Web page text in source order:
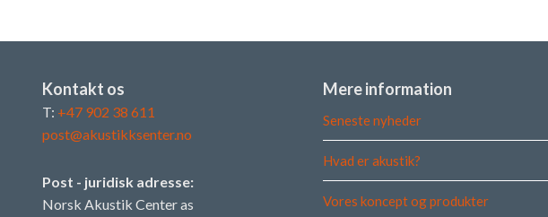
Kontakt os
T: +47 902 38 611
post@akustikksenter.no
Post - juridisk adresse:
Norsk Akustik Center as
Mere information
Seneste nyheder
Hvad er akustik?
Vores koncept og produkter